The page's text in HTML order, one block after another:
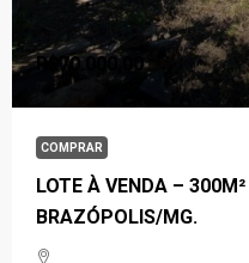
R$70.000,00
COMPRAR
LOTE À VENDA –
BRAZÓPOLIS/MG.